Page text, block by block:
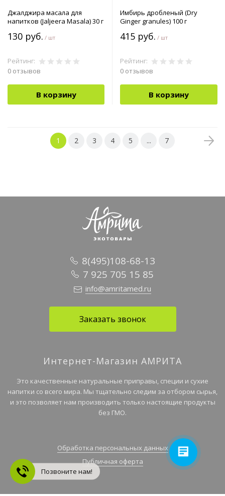
Джалджира масала для
напитков (Jaljeera Masala) 30 г
130 руб. / шт
Рейтинг:
0 отзывов
В корзину
Имбирь дробленый (Dry
Ginger granules) 100 г
415 руб. / шт
Рейтинг:
0 отзывов
В корзину
1 2 3 4 5 ... 7
8(495)108-68-13
7 925 705 15 85
info@amritamed.ru
Заказать звонок
Интернет-Магазин АМРИТА
Это качественные натуральные приправы, специи и сухие
напитки со всего мира. Мы тщательно следим за отбором сырья,
и это позволяет нам производить только настоящие продукты
без ГМО.
Обработка персональных данных
Публичная оферта
Позвоните нам!